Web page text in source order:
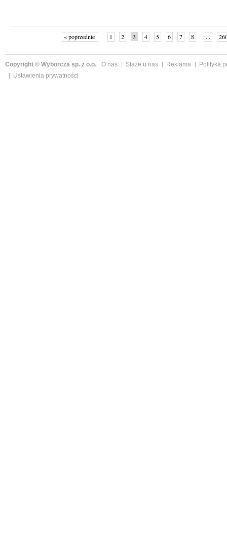
« poprzednie 1 2 3 4 5 6 7 8 ...
Copyright © Wyborcza sp. z o.o. O nas Staże u nas Reklama
Polityka
Ustawienia prywatności